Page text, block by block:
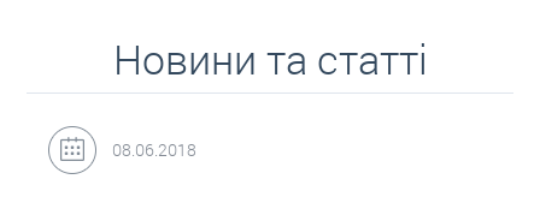
Новини та статті
31.05.2018